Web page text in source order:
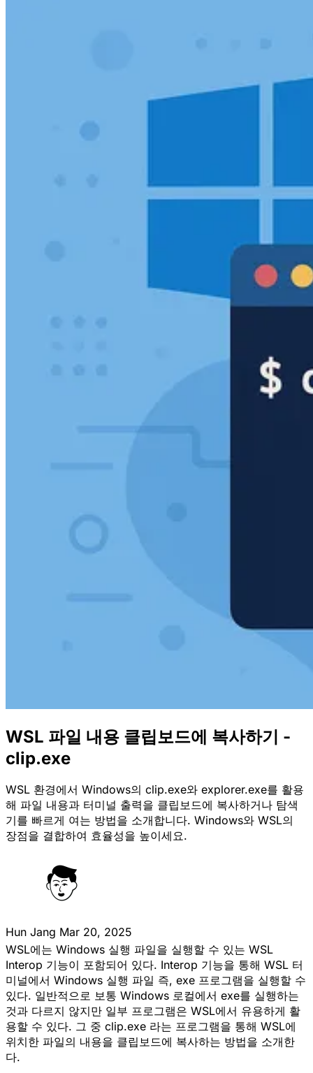
WSL 파일 내용 클립보드에 복사하기 -
clip.exe
WSL 환경에서 Windows의 clip.exe와 explorer.exe를 활용
해 파일 내용과 터미널 출력을 클립보드에 복사하거나 탐색
기를 빠르게 여는 방법을 소개합니다. Windows와 WSL의
장점을 결합하여 효율성을 높이세요.
Hun Jang Mar 20, 2025
WSL에는 Windows 실행 파일을 실행할 수 있는 WSL
Interop 기능이 포함되어 있다. Interop 기능을 통해 WSL 터
미널에서 Windows 실행 파일 즉, exe 프로그램을 실행할 수
있다. 일반적으로 보통 Windows 로컬에서 exe를 실행하는
것과 다르지 않지만 일부 프로그램은 WSL에서 유용하게 활
용할 수 있다. 그 중 clip.exe 라는 프로그램을 통해 WSL에
위치한 파일의 내용을 클립보드에 복사하는 방법을 소개한
다.